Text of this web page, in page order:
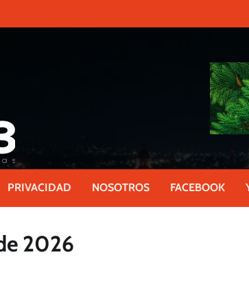
PRIVACIDAD NOSOTROS FACEBOOK
2026